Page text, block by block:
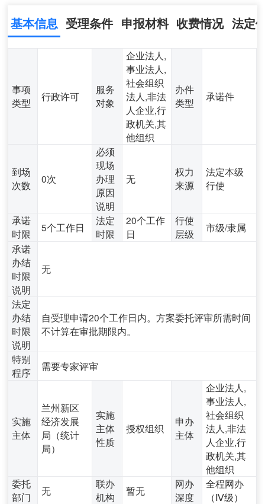
基本信息 受理条件 申报材料 收费情况 法定
事项
类型
行政许可
服务
对象
企业法人,
事业法人,
社会组织
法人,非法
人企业,行
政机关,其
他组织
办件
类型
承诺件
到场
次数
0次
必须
现场
办理
原因
说明
无
权力
来源
法定本级
行使
承诺
时限
5个工作日
法定
时限
20个工作
日
行使
层级
市级/隶属
承诺
办结
时限
说明
无
法定
办结
时限
说明
自受理申请20个工作日内。方案委托评审所需时间
不计算在审批期限内。
特别
程序
需要专家评审
实施
主体
兰州新区
经济发展
局（统计
局）
实施
主体
性质
授权组织
申办
主体
企业法人,
事业法人,
社会组织
法人,非法
人企业,行
政机关,其
他组织
委托
部门
无
联办
机构
暂无
网办
深度
全程网办
（Ⅳ级）